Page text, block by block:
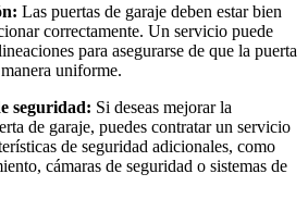
Las puertas de garaje deben estar bien
correctamente. Un servicio puede
para asegurarse de que la puerta
uniforme.
seguridad: Si deseas mejorar la
de garaje, puedes contratar un servicio
de seguridad adicionales, como
cámaras de seguridad o sistemas de